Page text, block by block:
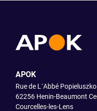
APOK
Rue de L´Abbé
62256 Henin-Beaumont
Courcelles-les-Lens